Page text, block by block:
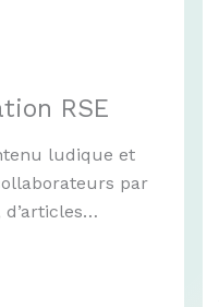
RSE
ludique et
par
d’articles…